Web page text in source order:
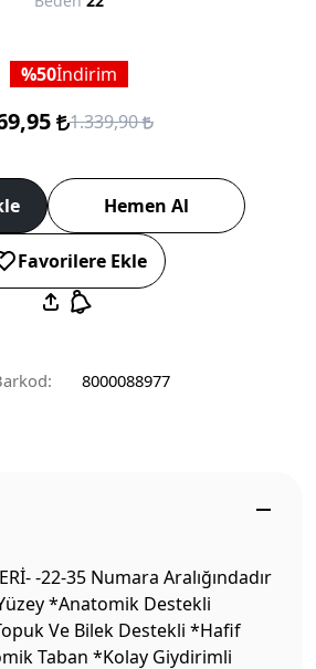
50İndirim
1.339,90
Hemen Al
Favorilere Ekle
8000088977
-22-35 Numara Aralığındadır
*Anatomik Destekli
Ve Bilek Destekli *Hafif
Taban *Kolay Giydirimli